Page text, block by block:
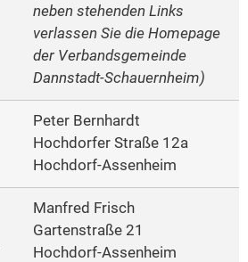
neben stehenden Links
verlassen Sie die Homepage
der Verbandsgemeinde
Dannstadt-Schauernheim)
Peter Bernhardt
Hochdorfer Straße 12a
Hochdorf-Assenheim
Manfred Frisch
Gartenstraße 21
Hochdorf-Assenheim